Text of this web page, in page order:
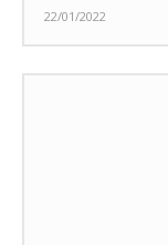
22/01/2022